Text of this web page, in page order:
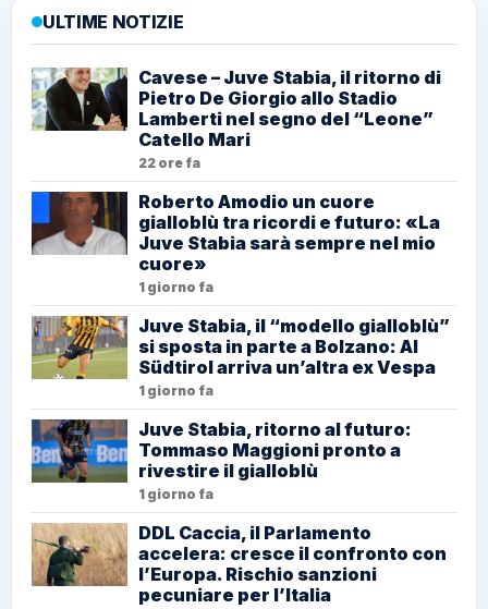
ULTIME NOTIZIE
Cavese – Juve Stabia, il ritorno di
Pietro De Giorgio allo Stadio
Lamberti nel segno del “Leone”
Catello Mari
22 ore fa
Roberto Amodio un cuore
gialloblù tra ricordi e futuro: «La
Juve Stabia sarà sempre nel mio
cuore»
1 giorno fa
Juve Stabia, il “modello gialloblù”
si sposta in parte a Bolzano: Al
Südtirol arriva un’altra ex Vespa
1 giorno fa
Juve Stabia, ritorno al futuro:
Tommaso Maggioni pronto a
rivestire il gialloblù
1 giorno fa
DDL Caccia, il Parlamento
accelera: cresce il confronto con
l’Europa. Rischio sanzioni
pecuniare per l’Italia